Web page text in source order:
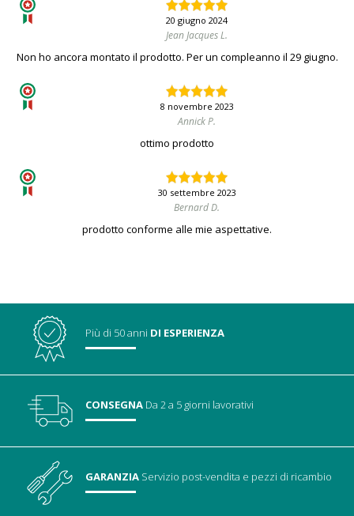
20 giugno 2024
Jean Jacques L.
Non ho ancora montato il prodotto. Per un compleanno il 29 giugno.
8 novembre 2023
Annick P.
ottimo prodotto
30 settembre 2023
Bernard D.
prodotto conforme alle mie aspettative.
Più di 50 anni DI ESPERIENZA
CONSEGNA Da 2 a 5 giorni lavorativi
GARANZIA Servizio post-vendita e pezzi di ricambio